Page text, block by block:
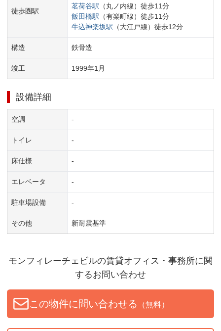
徒歩圏駅
茗荷谷駅 （丸ノ内線） 徒歩11分
飯田橋駅 （有楽町線） 徒歩11分
牛込神楽坂駅 （大江戸線） 徒歩12分
構造 鉄骨造
竣工 1999年1 月
設備詳細
空調 -
トイレ -
床仕様 -
エレベータ -
駐車場設備 -
その他 新耐震基準
モンフィレーチェビルの賃貸オフィス・事務所に関
するお問い合わせ
この物件に問い合わせる （無料）